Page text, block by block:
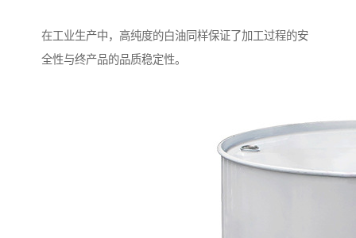
在工业生产中，高纯度的白油同样保证了加工过程的安
全性与终产品的品质稳定性。